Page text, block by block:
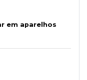
em aparelhos